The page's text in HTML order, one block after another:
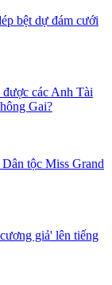
bệt dự đám cưới
các Anh Tài
Gai?
tộc Miss Grand
giả' lên tiếng